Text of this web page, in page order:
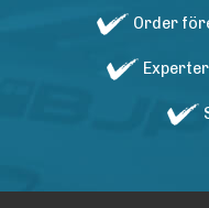
Order